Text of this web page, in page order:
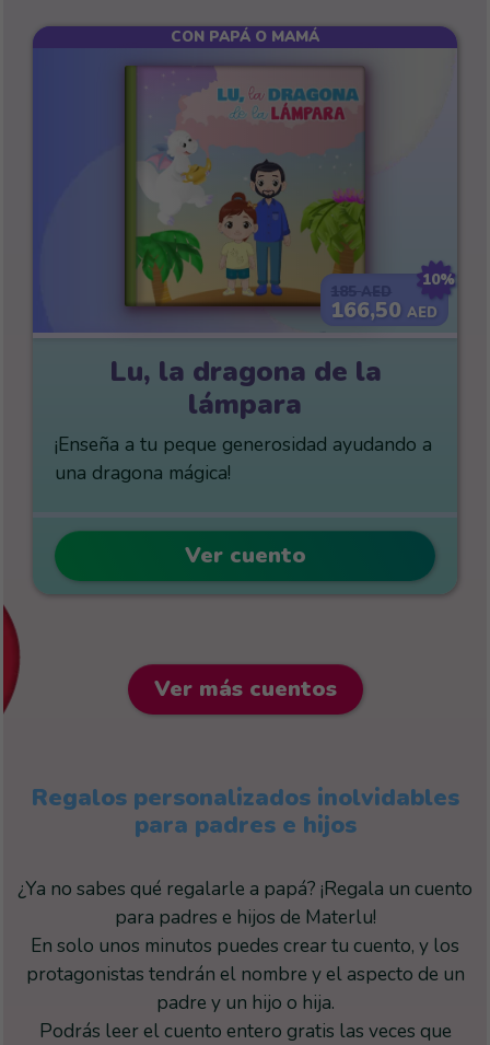
10%
166,50AED
CON PAPÁ O MAMÁ
Lu, la dragona de la
lámpara
¡Enseña a tu peque generosidad ayudando a
una dragona mágica!
Ver cuento
Ver más cuentos
Regalos personalizados inolvidables
para padres e hijos
¿Ya no sabes qué regalarle a papá? ¡Regala un cuento
para padres e hijos de Materlu!
En solo unos minutos puedes crear tu cuento, y los
protagonistas tendrán el nombre y el aspecto de un
padre y un hijo o hija.
Podrás leer el cuento entero gratis las veces que